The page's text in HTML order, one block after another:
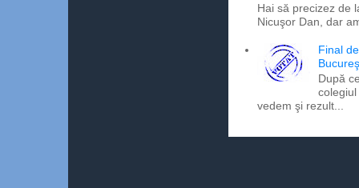
Hai să precizez de
Nicuşor Dan, dar
Final
După
vedem şi rezult...